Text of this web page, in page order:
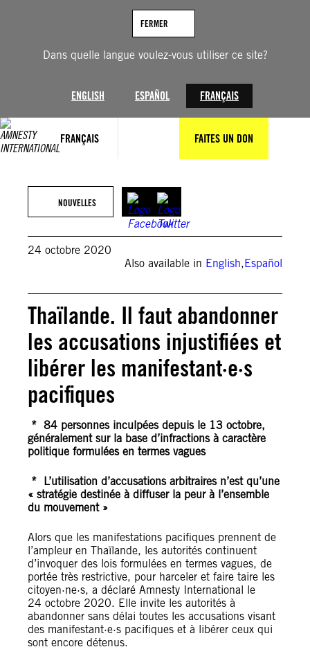
Dans quelle langue voulez-vous utiliser ce site?
ENGLISH ESPAÑOL FRANÇAIS
FERMER
FRANÇAIS FAITES UN DON
NOUVELLES
24 octobre 2020
Also available in English,Español
Thaïlande. Il faut abandonner
les accusations injustifiées et
libérer les manifestant·e·s
pacifiques
* 84 personnes inculpées depuis le 13 octobre,
généralement sur la base d’infractions à caractère
politique formulées en termes vagues
* L’utilisation d’accusations arbitraires n’est qu’une
« stratégie destinée à diffuser la peur à l’ensemble
du mouvement »
Alors que les manifestations pacifiques prennent de
l’ampleur en Thaïlande, les autorités continuent
d’invoquer des lois formulées en termes vagues, de
portée très restrictive, pour harceler et faire taire les
citoyen·ne·s, a déclaré Amnesty International le
24 octobre 2020. Elle invite les autorités à
abandonner sans délai toutes les accusations visant
des manifestant·e·s pacifiques et à libérer ceux qui
sont encore détenus.